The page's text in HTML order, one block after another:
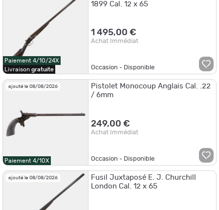
Paiement 4/10/24X
Livraison gratuite
1899 Cal. 12 x 65
1 495,00 €
Achat Immédiat
Occasion - Disponible
ajouté le 08/08/2026
Paiement 4/10X
Pistolet Monocoup Anglais Cal. .22
/ 6mm
249,00 €
Achat Immédiat
Occasion - Disponible
ajouté le 08/08/2026
Fusil Juxtaposé E. J. Churchill
London Cal. 12 x 65